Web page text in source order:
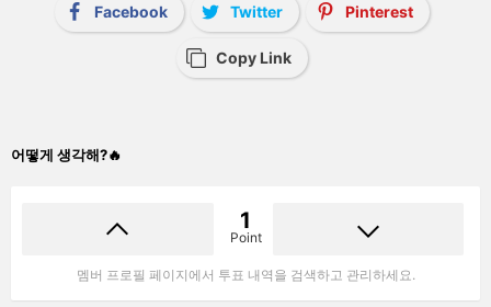
Facebook Twitter Pinterest
Copy Link
어떻게 생각해?🔥
1
Point
멤버 프로필 페이지에서 투표 내역을 검색하고 관리하세요.